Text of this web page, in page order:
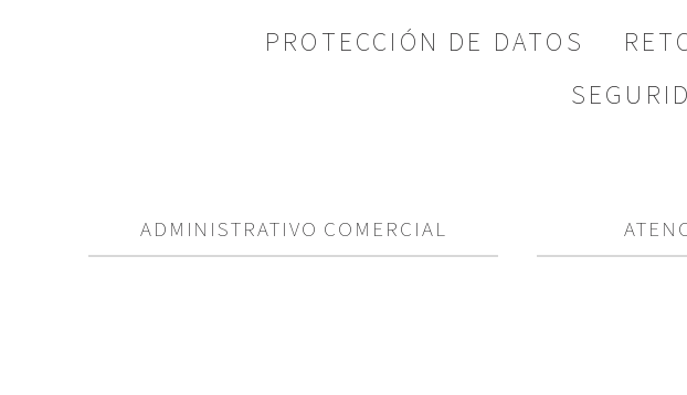
PROTECCIÓN DE DATOS
ADMINISTRATIVO COMERCIAL